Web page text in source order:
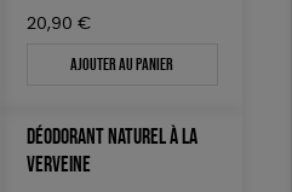
20,90 €
Ajouter au panier
DÉODORANT NATUREL À LA
VERVEINE